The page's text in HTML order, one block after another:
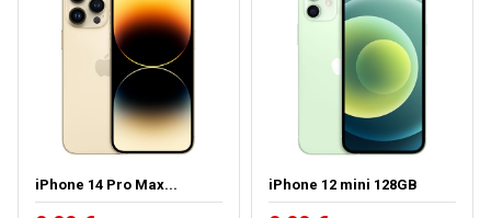
iPhone 14 Pro Max... iPhone 12 mini 128GB